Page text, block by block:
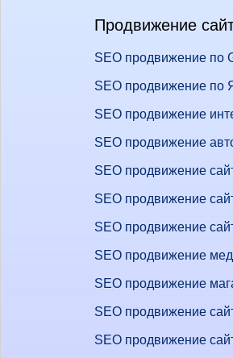
Продвижение
SEO продвижение по
SEO продвижение по
SEO продвижение
SEO продвижение
SEO продвижение
SEO продвижение
SEO продвижение
SEO продвижение
SEO продвижение
SEO продвижение
SEO продвижение